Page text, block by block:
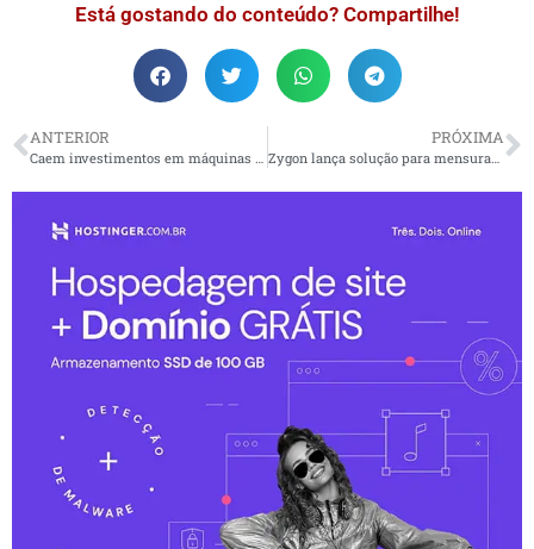
Está gostando do conteúdo? Compartilhe!
ANTERIOR PRÓXIMA
Zygon lança solução para mensuração do fluxo a lojas